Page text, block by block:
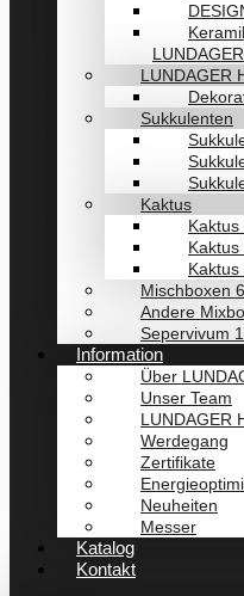
LUNDAGER
Sukkulenten
Kaktus
Kaktus
Kaktus
Kaktus
Mischboxen
Andere
Sepervivum
Information
Über
Unser Team
LUNDAGER
Werdegang
Zertifikate
Neuheiten
Messer
Katalog
Kontakt